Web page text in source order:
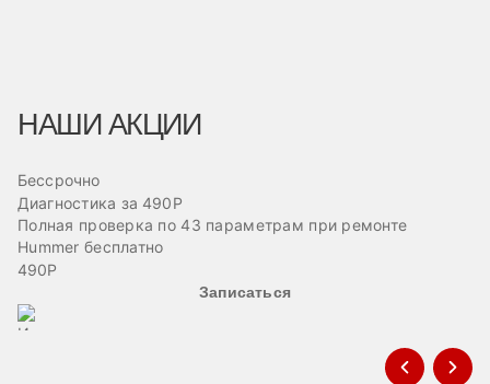
НАШИ АКЦИИ
Бессрочно
Диагностика за 490Р
Полная проверка по 43 параметрам при ремонте
Hummer бесплатно
490Р
Записаться